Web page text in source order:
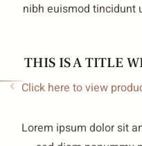
nibh euismod
THIS IS A
Click here to view
Lorem ipsum dolor